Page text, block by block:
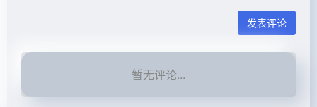
发表评论
暂无评论...